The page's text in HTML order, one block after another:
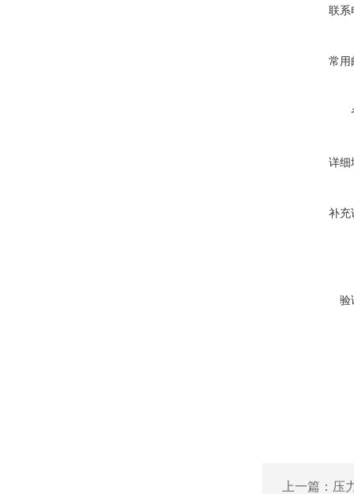
联系
常用
详细
补充
验
上一篇： 压